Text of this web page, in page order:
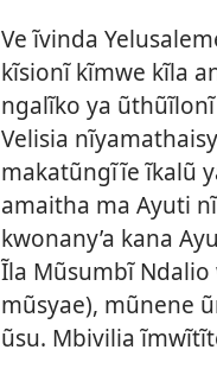
Ve ĩvinda
kĩsionĩ kĩmwe kĩla
ngalĩko ya
Velisia
makatũngĩĩe ĩkalũ
amaitha ma Ayuti
kwonany’a kana
Ĩla Mũsumbĩ Ndalio
mũsyae), mũnene
ũsu. Mbivilia